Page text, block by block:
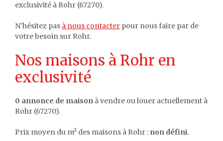
exclusivité à Rohr (67270).
N'hésitez pas à nous contacter pour nous faire par de
votre besoin sur Rohr.
Nos maisons à Rohr en
exclusivité
0 annonce de maison à vendre ou louer actuellement à
Rohr (67270).
Prix moyen du m² des maisons à Rohr : non défini.